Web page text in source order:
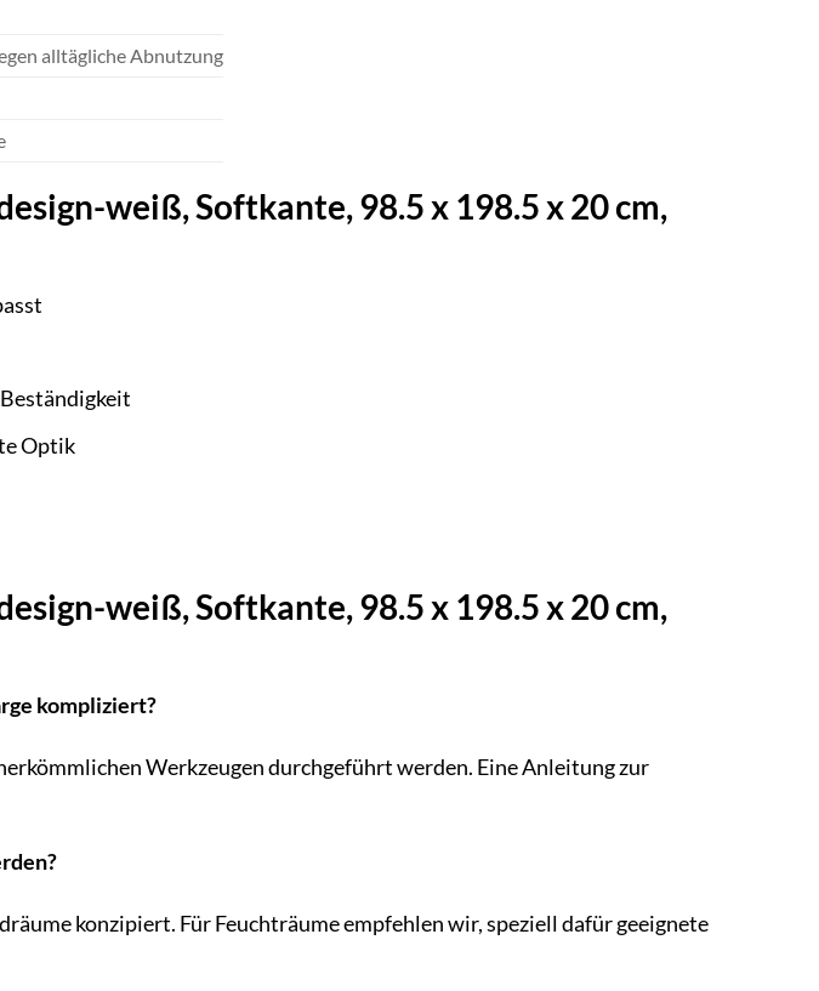
alltägliche Abnutzung
weiß, Softkante, 98.5 x 198.5 x 20 cm,
Optik
weiß, Softkante, 98.5 x 198.5 x 20 cm,
kompliziert?
Werkzeugen durchgeführt werden. Eine Anleitung zur
konzipiert. Für Feuchträume empfehlen wir, speziell dafür geeignete